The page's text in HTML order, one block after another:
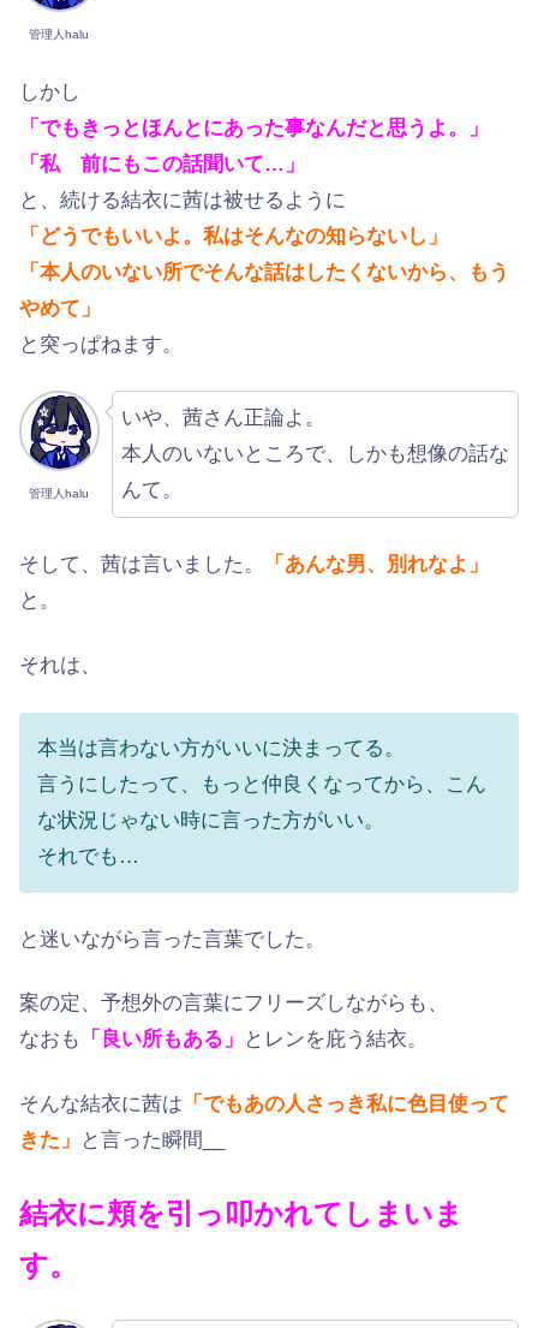
管理人halu
しかし
「でもきっとほんとにあった事なんだと思うよ。」
「私 前にもこの話聞いて…」
と、続ける結衣に茜は被せるように
「どうでもいいよ。私はそんなの知らないし」
「本人のいない所でそんな話はしたくないから、もう
やめて」
と突っぱねます。
管理人halu
いや、茜さん正論よ。
本人のいないところで、しかも想像の話な
んて。
そして、茜は言いました。
「あんな男、別れなよ」
と。
それは、
本当は言わない方がいいに決まってる。
言うにしたって、もっと仲良くなってから、こん
な状況じゃない時に言った方がいい。
それでも…
と迷いながら言った言葉でした。
案の定、予想外の言葉にフリーズしながらも、
なおも
「良い所もある」 とレンを庇う結衣。
そんな結衣に茜は 「でもあの人さっき私に色目使って
きた」
と言った瞬間__
結衣に頬を引っ叩かれてしまいま
す。